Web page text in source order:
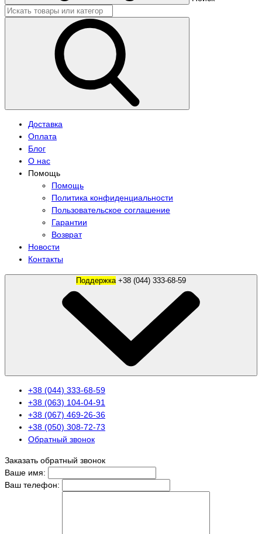
Доставка
Оплата
Блог
О нас
Помощь
Помощь
Политика конфиденциальности
Пользовательское соглашение
Гарантии
Возврат
Новости
Контакты
Поддержка
+38 (044) 333-68-59
+38 (063) 104-04-91
+38 (067) 469-26-36
+38 (050) 308-72-73
Обратный звонок
Заказать обратный звонок
Ваше имя:
Ваш телефон: